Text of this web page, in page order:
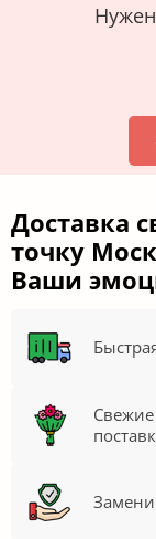
Доставка
точку
Ваши